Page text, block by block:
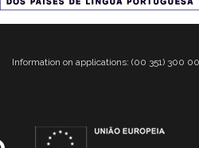
Information on applications: (00 351) 300